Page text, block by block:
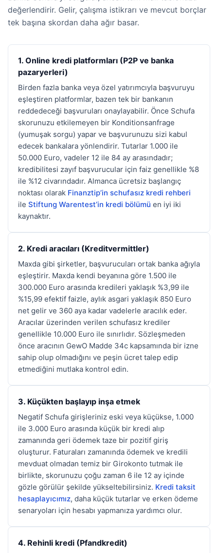
değerlendirir. Gelir, çalışma istikrarı ve mevcut borçlar
tek başına skordan daha ağır basar.
1. Online kredi platformları (P2P ve banka
pazaryerleri)
Birden fazla banka veya özel yatırımcıyla başvuruyu
eşleştiren platformlar, bazen tek bir bankanın
reddedeceği başvuruları onaylayabilir. Önce Schufa
skorunuzu etkilemeyen bir Konditionsanfrage
(yumuşak sorgu) yapar ve başvurunuzu sizi kabul
edecek bankalara yönlendirir. Tutarlar 1.000 ile
50.000 Euro, vadeler 12 ile 84 ay arasındadır;
kredibilitesi zayıf başvurucular için faiz genellikle %8
ile %12 civarındadır. Almanca ücretsiz başlangıç
noktası olarak Finanztip’in schufasız kredi rehberi
ile Stiftung Warentest’in kredi bölümü en iyi iki
kaynaktır.
2. Kredi aracıları (Kreditvermittler)
Maxda gibi şirketler, başvurucuları ortak banka ağıyla
eşleştirir. Maxda kendi beyanına göre 1.500 ile
300.000 Euro arasında kredileri yaklaşık %3,99 ile
%15,99 efektif faizle, aylık asgari yaklaşık 850 Euro
net gelir ve 360 aya kadar vadelerle aracılık eder.
Aracılar üzerinden verilen schufasız krediler
genellikle 10.000 Euro ile sınırlıdır. Sözleşmeden
önce aracının GewO Madde 34c kapsamında bir izne
sahip olup olmadığını ve peşin ücret talep edip
etmediğini mutlaka kontrol edin.
3. Küçükten başlayıp inşa etmek
Negatif Schufa girişleriniz eski veya küçükse, 1.000
ile 3.000 Euro arasında küçük bir kredi alıp
zamanında geri ödemek taze bir pozitif giriş
oluşturur. Faturaları zamanında ödemek ve kredili
mevduat olmadan temiz bir Girokonto tutmak ile
birlikte, skorunuzu çoğu zaman 6 ile 12 ay içinde
gözle görülür şekilde yükseltebilirsiniz. Kredi taksit
hesaplayıcımız, daha küçük tutarlar ve erken ödeme
senaryoları için hesabı yapmanıza yardımcı olur.
4. Rehinli kredi (Pfandkredit)